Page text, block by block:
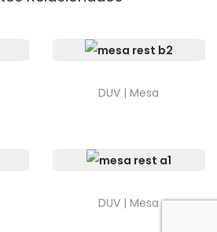
DUV | Mesa
DUV | Mesa